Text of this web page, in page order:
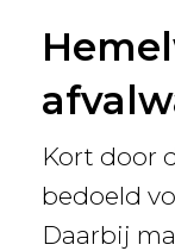
Kort door
bedoeld
Daarbij